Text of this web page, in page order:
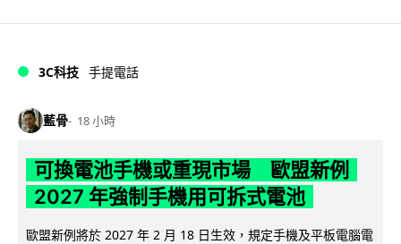
3C科技 手提電話
藍骨 18 小時
可換電池手機或重現市場 歐盟新例
2027 年強制手機用可拆式電池
歐盟新例將於 2027 年 2 月 18 日生效，規定手機及平板電腦電